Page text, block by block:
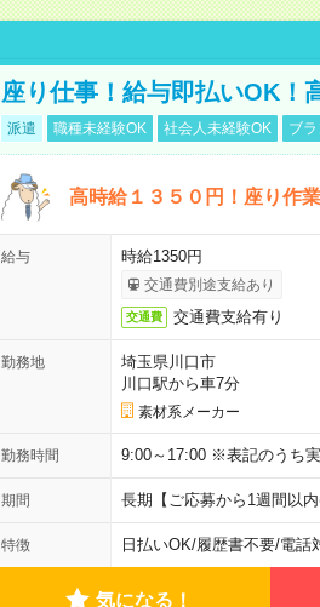
座り仕事！給与即払いOK！
派遣 職種未経験OK 社会人未経験OK ブ
高時給１３５０円！座り作
給与 時給1350円
交通費別途支給あり
交通費 交通費支給有り
勤務地
埼玉県川口市
川口駅から車7分
素材系メーカー
勤務時間 9:00～17:00 ※表記のうち実
期間 長期【ご応募から1週間以
特徴 日払いOK/履歴書不要/電話
気になる！